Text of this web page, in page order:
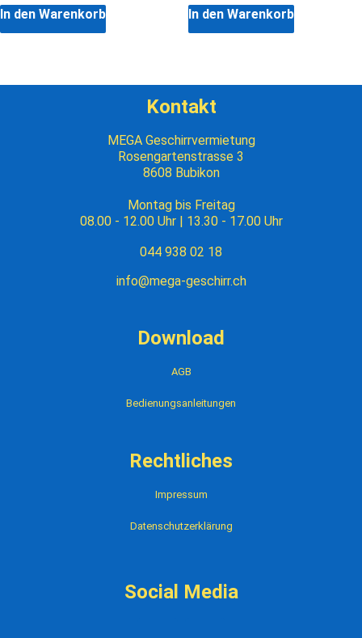
In den Warenkorb In den Warenkorb
Kontakt
MEGA Geschirrvermietung
Rosengartenstrasse 3
8608 Bubikon
Montag bis Freitag
08.00 - 12.00 Uhr | 13.30 - 17.00 Uhr
044 938 02 18
info@mega-geschirr.ch
Download
AGB
Bedienungsanleitungen
Rechtliches
Impressum
Datenschutzerklärung
Social Media